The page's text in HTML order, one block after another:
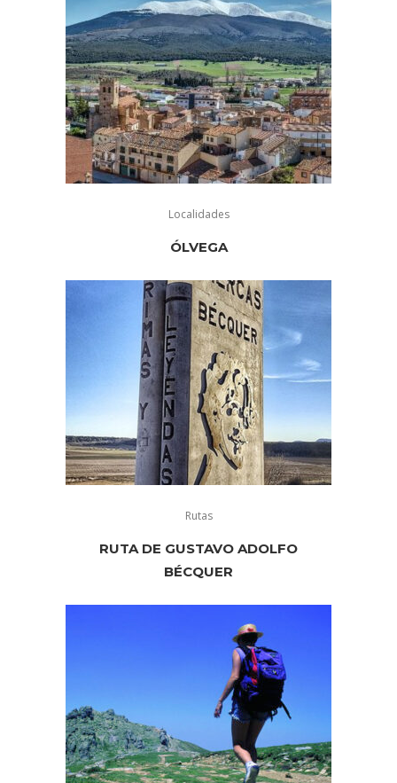
Siguiendo la falda del Moncayo nos espera
Beratón, el pueblo más alto de la provincia de
Soria, 1.395 m.
Borobianos espera y nos reserva un limpio cielo
para disfrutar cualquier día o cualquier noche
observando el universo desde suobservatorio
astronómico situado en el «castillo». También
podemos visitar la Iglesia parroquial de Ntra. Sra. de
la Asunción, de estilo gótico tardío y la Ermita de
Ntra. Sra. de los Santos, del siglo XIII.
Interpretación del Moncayo. Desde esta localidad, un
cumbres del Moncayo.
Localidades
ÓLVEGA
Rutas
RUTA DE GUSTAVO ADOLFO
BÉCQUER